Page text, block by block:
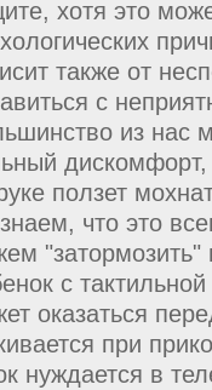
хотя это
также от
с
из нас
ползет
что это
с
ока­заться
при
нуждается в